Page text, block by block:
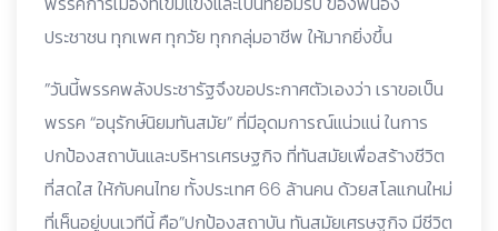
ประชาชน ทุกเพศ ทุกวัย ทุกกลุ่มอาชีพ ให้มากยิ่งขึ้น
”วันนี้พรรคพลังประชารัฐจึงขอประกาศตัวเองว่า เราขอเป็น
พรรค “อนุรักษ์นิยมทันสมัย” ที่มีอุดมการณ์แน่วแน่ ในการ
ปกป้องสถาบันและบริหารเศรษฐกิจ ที่ทันสมัยเพื่อสร้างชีวิต
ที่สดใส ให้กับคนไทย ทั้งประเทศ 66 ล้านคน ด้วยสโลแกนใหม่
ที่เห็นอยู่บนเวทีนี้ คือ”ปกป้องสถาบัน ทันสมัยเศรษฐกิจ มีชีวิต